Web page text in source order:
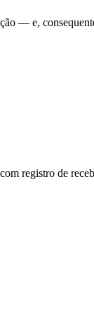
— e,
registro de